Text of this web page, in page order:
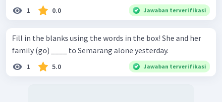
1 0.0 Jawaban terverifikasi
Fill in the blanks using the words in the box! She and her
family (go) ____ to Semarang alone yesterday.
1 5.0 Jawaban terverifikasi